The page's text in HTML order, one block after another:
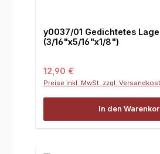
y0037/01 Gedichtetes
(3/16"x5/16"x1/8")
Regulärer Preis:
12,90 €
Preise inkl. MwSt. zzgl.
In den